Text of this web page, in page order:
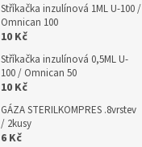
Stříkačka inzulínová 1ML U-100 /
Omnican 100
10 Kč
Stříkačka inzulínová 0,5ML U-
100 / Omnican 50
10 Kč
GÁZA STERILKOMPRES .8vrstev
/ 2kusy
6 Kč